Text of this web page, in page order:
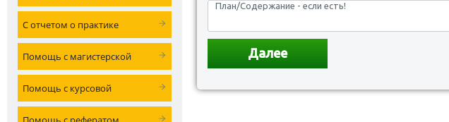
С отчетом о практике
Помощь с магистерской
Помощь с курсовой